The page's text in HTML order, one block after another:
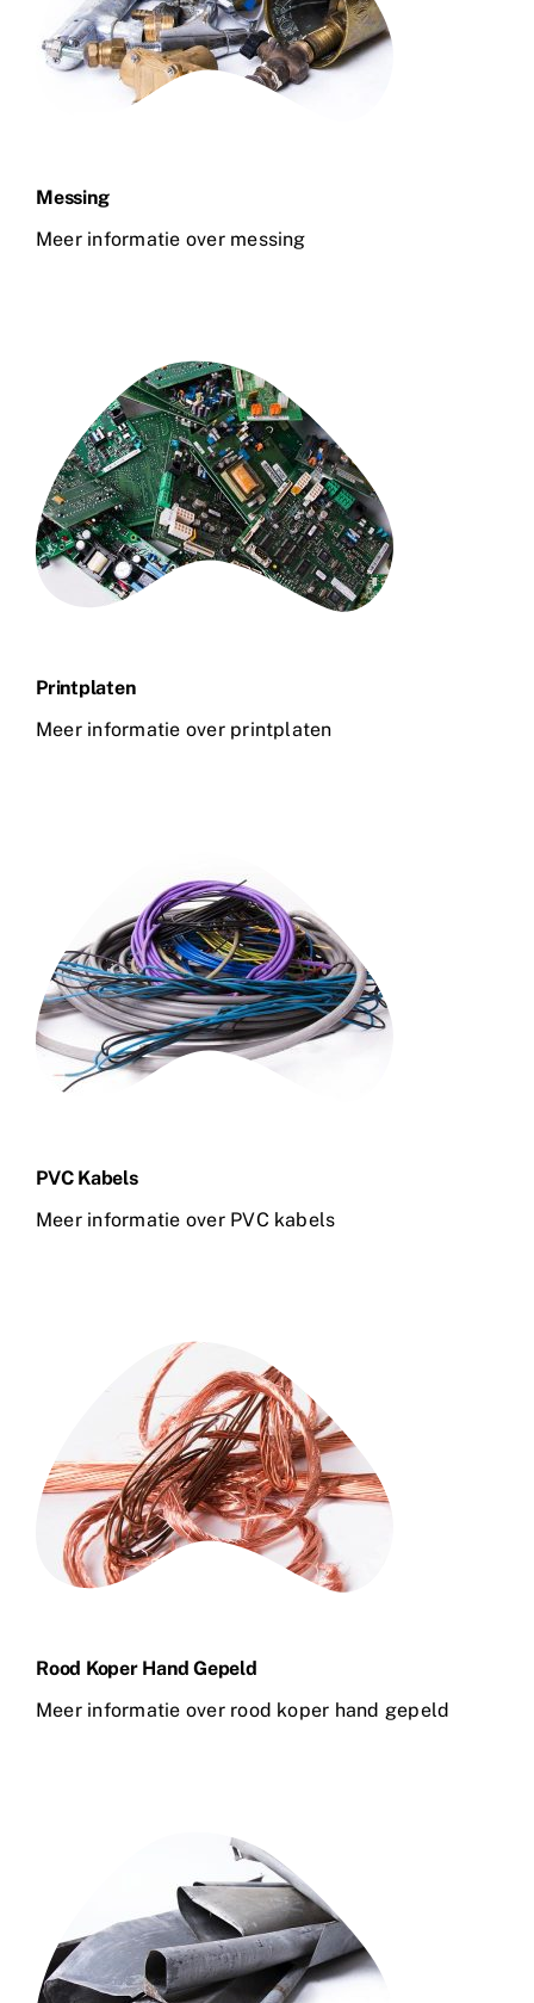
Messing
Meer informatie over messing
Printplaten
Meer informatie over printplaten
PVC Kabels
Meer informatie over PVC kabels
Rood Koper Hand Gepeld
Meer informatie over rood koper hand gepeld